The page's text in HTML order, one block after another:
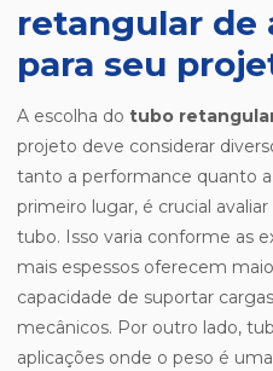
retangular de
para seu
A escolha do tubo
projeto deve considerar
tanto a performance quanto
primeiro lugar, é crucial
tubo. Isso varia conforme as
mais espessos oferecem
capacidade de suportar
mecânicos. Por outro lado,
aplicações onde o peso é